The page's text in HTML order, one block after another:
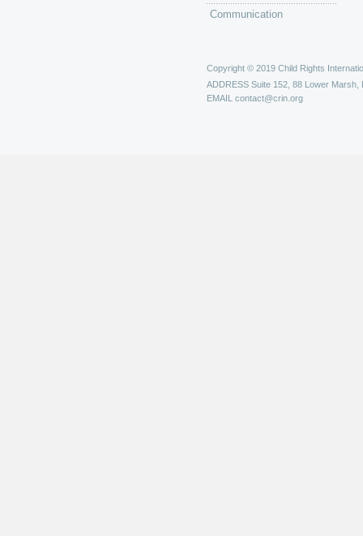
Communication
Copyright © 2019 Child Rights
ADDRESS Suite 152, 88 Lower Marsh,
EMAIL contact@crin.org